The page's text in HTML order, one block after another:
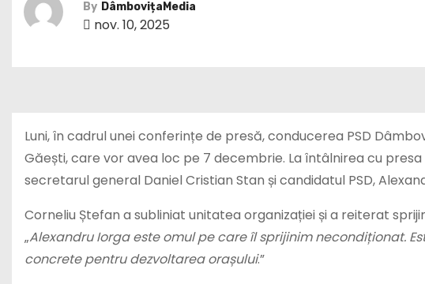
By DâmbovițaMedia
nov. 10, 2025
Luni, în cadrul unei conferințe de presă, conducerea PSD
Găești, care vor avea loc pe 7 decembrie. La întâlnirea cu
secretarul general Daniel Cristian Stan și candidatul PSD,
Corneliu Ștefan a subliniat unitatea organizației și a reiterat
„Alexandru Iorga este omul pe care îl sprijinim necondiționat.
concrete pentru dezvoltarea orașului.”